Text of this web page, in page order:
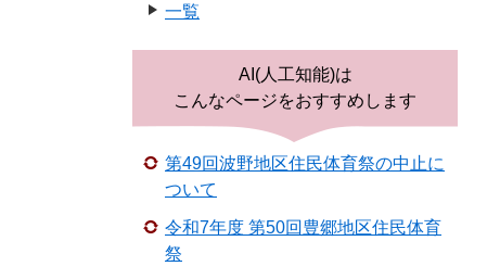
一覧
AI(人工知能)は
こんなページをおすすめします
第49回波野地区住民体育祭の中止に
ついて
令和7年度 第50回豊郷地区住民体育
祭